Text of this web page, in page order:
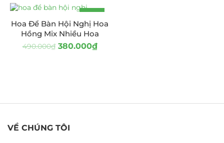
-22%
Hoa Để Bàn Hội Nghị Hoa
Hồng Mix Nhiều Hoa
490.000₫ 380.000₫
VỀ CHÚNG TÔI